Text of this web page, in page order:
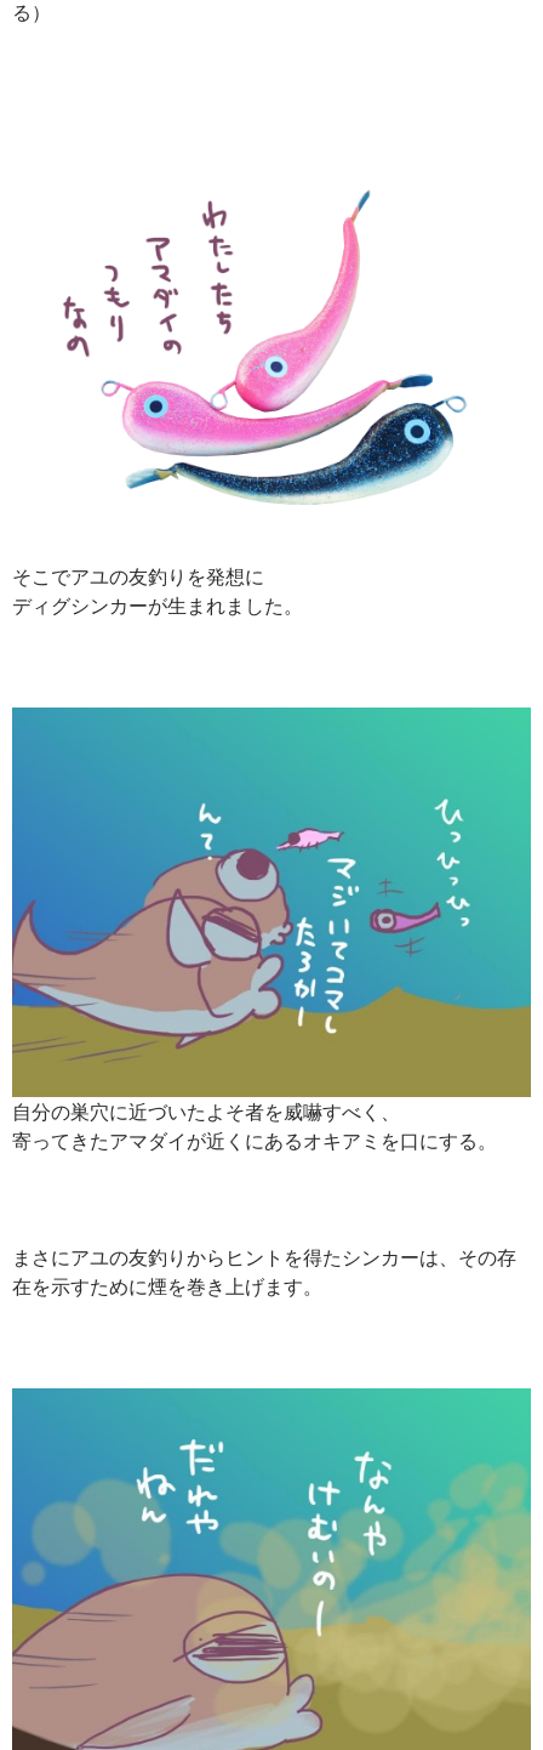
る）
そこでアユの友釣りを発想に
ディグシンカーが生まれました。
自分の巣穴に近づいたよそ者を威嚇すべく、
寄ってきたアマダイが近くにあるオキアミを口にする。
まさにアユの友釣りからヒントを得たシンカーは、その存
在を示すために煙を巻き上げます。